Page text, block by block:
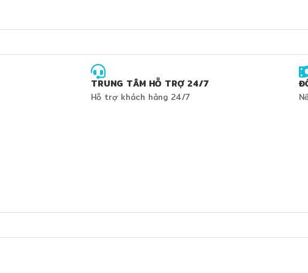
TRUNG TÂM HỖ TRỢ 24/7
Hỗ trợ khách hàng 24/7